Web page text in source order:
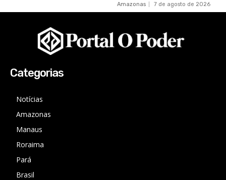
Amazonas 7 de agosto de 2026
Categorias
Notícias
Amazonas
Manaus
Roraima
Pará
Brasil